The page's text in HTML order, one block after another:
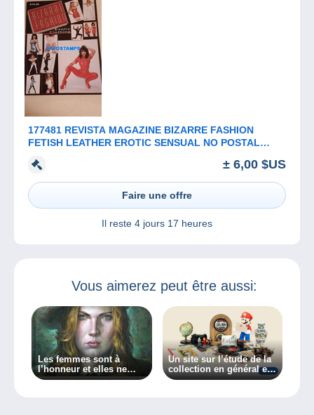
177481 REVISTA MAGAZINE BIZARRE FASHION
FETISH LEATHER EROTIC SENSUAL NO POSTAL
± 6,00 $US
Faire une offre
Il reste 4 jours 17 heures
Vous aimerez peut être aussi:
Les femmes sont à
l’honneur et elles ne
manquent pas de
Un site sur l’étude de la
collection en général et
des collectionneurs en